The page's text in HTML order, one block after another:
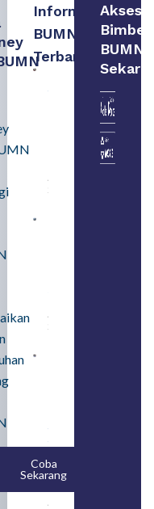
Coba
Sekarang
Informasi
BUMN
Terbaru:
Persiapan
Seleksi
Rekrutmen
Memahami
August 8,
August 6,
SMA
Syarat,
Posisi,
dan
Cara
Daftar
August 5,
Akses
Bimbel
BUMN